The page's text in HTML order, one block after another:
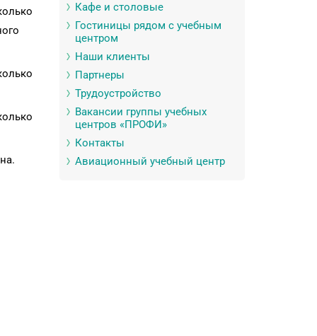
Кафе и столовые
Гостиницы рядом с учебным
центром
Наши клиенты
Партнеры
Трудоустройство
Вакансии группы учебных
центров «ПРОФИ»
Контакты
Авиационный учебный центр